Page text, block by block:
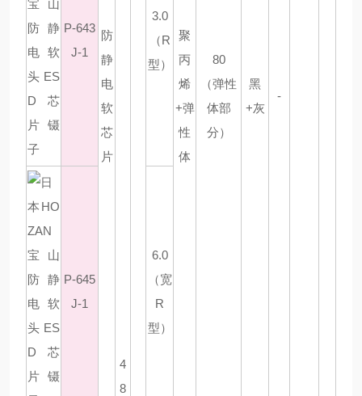
防
静
电
软
芯
片
4
8
聚
丙
烯
+弹
性
体
80
（弹性
体部
分）
黑
+灰
-
P-643
J-1
3.0
（R
型）
P-645
J-1
6.0
（宽
R
型）